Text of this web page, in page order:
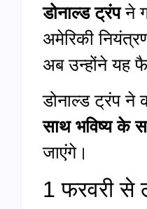
डोनाल्ड ट्रंपने
अमेरिकी
अब उन्होंने यह
डोनाल्ड ट्रंप ने
साथ भविष्य के
जाएंगे।
1 फरवरी से